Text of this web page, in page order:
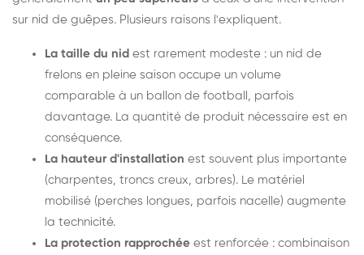
sur nid de guêpes. Plusieurs raisons l'expliquent.
La taille du nid est rarement modeste : un nid de
frelons en pleine saison occupe un volume
comparable à un ballon de football, parfois
davantage. La quantité de produit nécessaire est en
conséquence.
La hauteur d'installation est souvent plus importante
(charpentes, troncs creux, arbres). Le matériel
mobilisé (perches longues, parfois nacelle) augmente
la technicité.
La protection rapprochée est renforcée : combinaison